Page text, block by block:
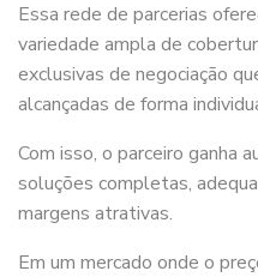
Essa rede de parcerias
variedade ampla de
exclusivas de negociação
alcançadas de forma
Com isso, o parceiro ganha
soluções completas,
margens atrativas.
Em um mercado onde o